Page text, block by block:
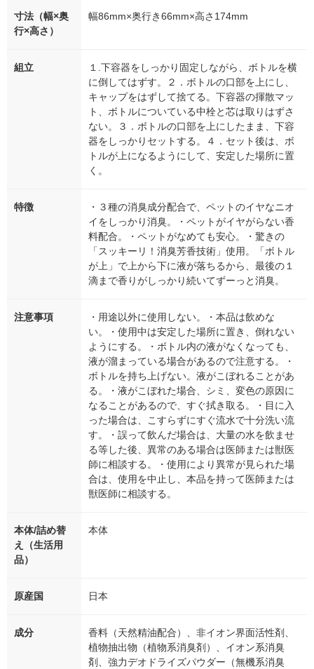
寸法（幅×奥
行×高さ）
幅86mm×奥行き66mm×高さ174mm
組立
１.下容器をしっかり固定しながら、ボトルを横
に倒してはずす。２．ボトルの口部を上にし、
キャップをはずして捨てる。下容器の揮散マッ
ト、ボトルについている中栓と芯は取りはずさ
ない。３．ボトルの口部を上にしたまま、下容
器をしっかりセットする。４．セット後は、ボ
トルが上になるようにして、安定した場所に置
く。
特徴
・３種の消臭成分配合で、ペットのイヤなニオ
イをしっかり消臭。・ペットがイヤがらない香
料配合。・ペットがなめても安心。・驚きの
「スッキーリ！消臭芳香技術」使用。「ボトル
が上」で上から下に液が落ちるから、最後の１
滴まで香りがしっかり続いてずーっと消臭。
注意事項
・用途以外に使用しない。・本品は飲めな
い。・使用中は安定した場所に置き、倒れない
ようにする。・ボトル内の液がなくなっても、
液が溜まっている場合があるので注意する。・
ボトルを持ち上げない。液がこぼれることがあ
る。・液がこぼれた場合、シミ、変色の原因に
なることがあるので、すぐ拭き取る。・目に入
った場合は、こすらずにすぐ流水で十分洗い流
す。・誤って飲んだ場合は、大量の水を飲ませ
る等した後、異常のある場合は医師または獣医
師に相談する。・使用により異常が見られた場
合は、使用を中止し、本品を持って医師または
獣医師に相談する。
本体/詰め替
え（生活用
品）
本体
原産国 日本
成分
香料（天然精油配合）、非イオン界面活性剤、
植物抽出物（植物系消臭剤）、イオン系消臭
剤、強力デオドライズパウダー（無機系消臭